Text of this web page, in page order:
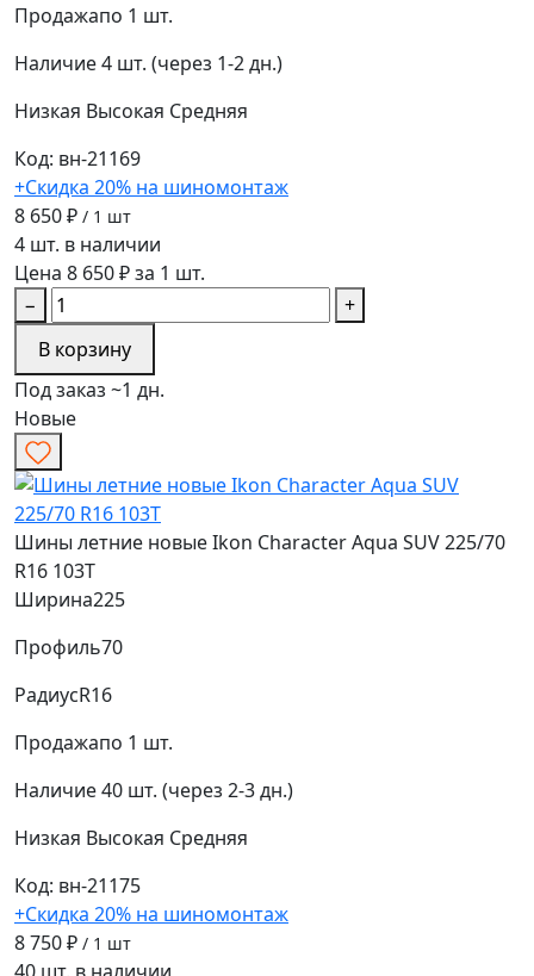
Продажапо 1 шт.
Наличие4 шт. (через 1-2 дн.)
Низкая Высокая Средняя
Код: вн-21169
+Скидка 20% на шиномонтаж
8 650 ₽ / 1 шт
4 шт. в наличии
Цена 8 650 ₽ за 1 шт.
−
+
В корзину
Под заказ ~1 дн.
Новые
Шины летние новые Ikon Character Aqua SUV 225/70
R16 103T
Ширина225
Профиль70
РадиусR16
Продажапо 1 шт.
Наличие40 шт. (через 2-3 дн.)
Низкая Высокая Средняя
Код: вн-21175
+Скидка 20% на шиномонтаж
8 750 ₽ / 1 шт